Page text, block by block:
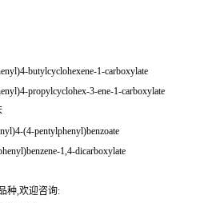
butylcyclohexene-1-carboxylate
propylcyclohex-3-ene-1-carboxylate
(4-pentylphenyl)benzoate
1,4-dicarboxylate
种,欢迎咨询: